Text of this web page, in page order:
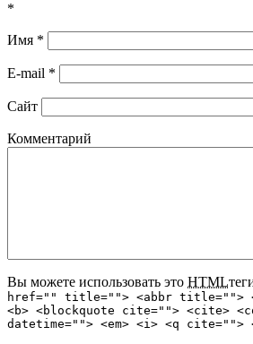
*
Имя *
E-mail *
Сайт
Комментарий
Вы можете использовать это HTML
href="" title=""> <abbr title="">
<b> <blockquote cite=""> <cite>
datetime=""> <em> <i> <q cite="">